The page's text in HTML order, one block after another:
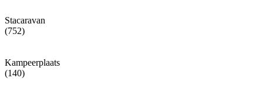
Stacaravan
(752)
Kampeerplaats
(140)